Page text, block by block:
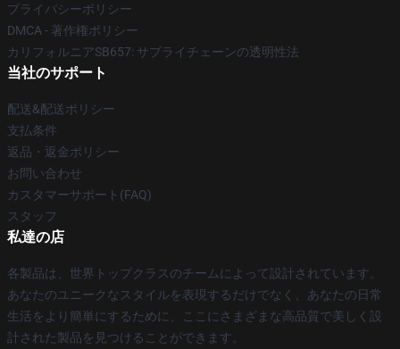
プライバシーポリシー
DMCA - 著作権ポリシー
カリフォルニアSB657: サプライチェーンの透明性法
当社のサポート
配送&配送ポリシー
支払条件
返品・返金ポリシー
お問い合わせ
カスタマーサポート(FAQ)
スタッフ
私達の店
各製品は、世界トップクラスのチームによって設計されています。
あなたのユニークなスタイルを表現するだけでなく、あなたの日常
生活をより簡単にするために、ここにさまざまな高品質で美しく設
計された製品を見つけることができます。